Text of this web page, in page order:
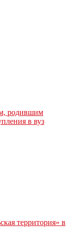
родившим
в вуз
территория» в